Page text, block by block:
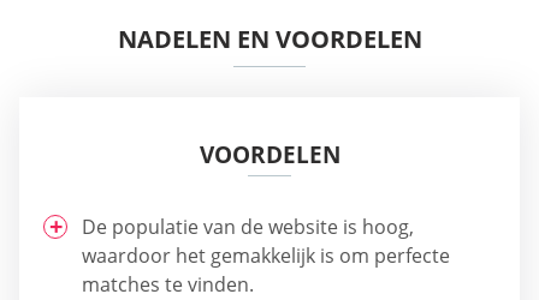
NADELEN EN VOORDELEN
VOORDELEN
De populatie van de website is hoog,
waardoor het gemakkelijk is om perfecte
matches te vinden.